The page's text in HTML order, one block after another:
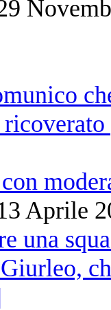
Aprile